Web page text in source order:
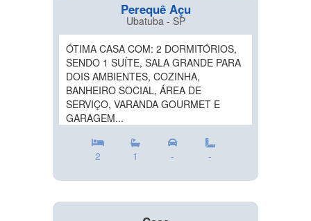
Perequê Açu
Ubatuba - SP
ÓTIMA CASA COM: 2 DORMITÓRIOS,
SENDO 1 SUÍTE, SALA GRANDE PARA
DOIS AMBIENTES, COZINHA,
BANHEIRO SOCIAL, ÁREA DE
SERVIÇO, VARANDA GOURMET E
GARAGEM...
2 1 - -